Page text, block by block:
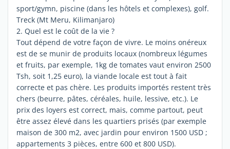
sport/gymn, piscine (dans les hôtels et complexes), golf.
Treck (Mt Meru, Kilimanjaro)
2. Quel est le coût de la vie ?
Tout dépend de votre façon de vivre. Le moins onéreux
est de se munir de produits locaux (nombreux légumes
et fruits, par exemple, 1kg de tomates vaut environ 2500
Tsh, soit 1,25 euro), la viande locale est tout à fait
correcte et pas chère. Les produits importés restent très
chers (beurre, pâtes, céréales, huile, lessive, etc.). Le
prix des loyers est correct, mais, comme partout, peut
être assez élevé dans les quartiers prisés (par exemple
maison de 300 m2, avec jardin pour environ 1500 USD ;
appartements 3 pièces, entre 600 et 800 USD).